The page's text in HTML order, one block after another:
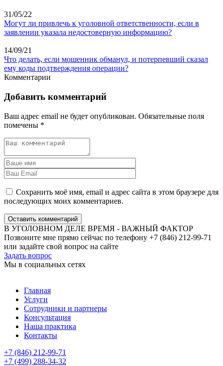
31/05/22
Могут ли привлечь к уголовной ответственности, если в
заявлении указала недостоверную информацию?
14/09/21
Что делать, если мошенник обманул, и потерпевший сказал
ему коды подтверждения операции?
Комментарии
Добавить комментарий
Ваш адрес email не будет опубликован. Обязательные поля
помечены *
Сохранить моё имя, email и адрес сайта в этом браузере для
последующих моих комментариев.
Оставить комментарий
В УГОЛОВНОМ ДЕЛЕ ВРЕМЯ - ВАЖНЫЙ ФАКТОР
Позвоните мне прямо сейчас по телефону +7 (846) 212-99-71
или задайте свой вопрос на сайте
Задать вопрос
Мы в социальных сетях
Главная
Услуги
Сотрудники и партнеры
Консультация
Наша практика
Контакты
+7 (846) 212-99-71
+7 (499) 288-34-32